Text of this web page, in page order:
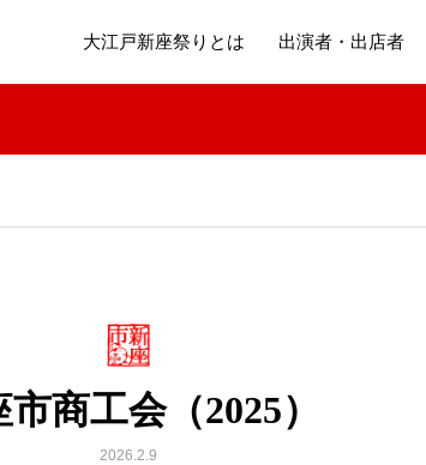
大江戸新座祭りとは 出演者・出店者
市商工会（2025）
2026.2.9